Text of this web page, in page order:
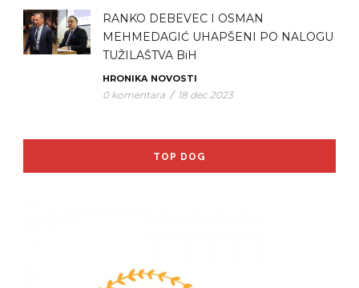
RANKO DEBEVEC I OSMAN
MEHMEDAGIĆ UHAPŠENI PO NALOGU
TUŽILAŠTVA BiH
HRONIKA NOVOSTI
0 komentara / 18 dec 2023
TOP DOG